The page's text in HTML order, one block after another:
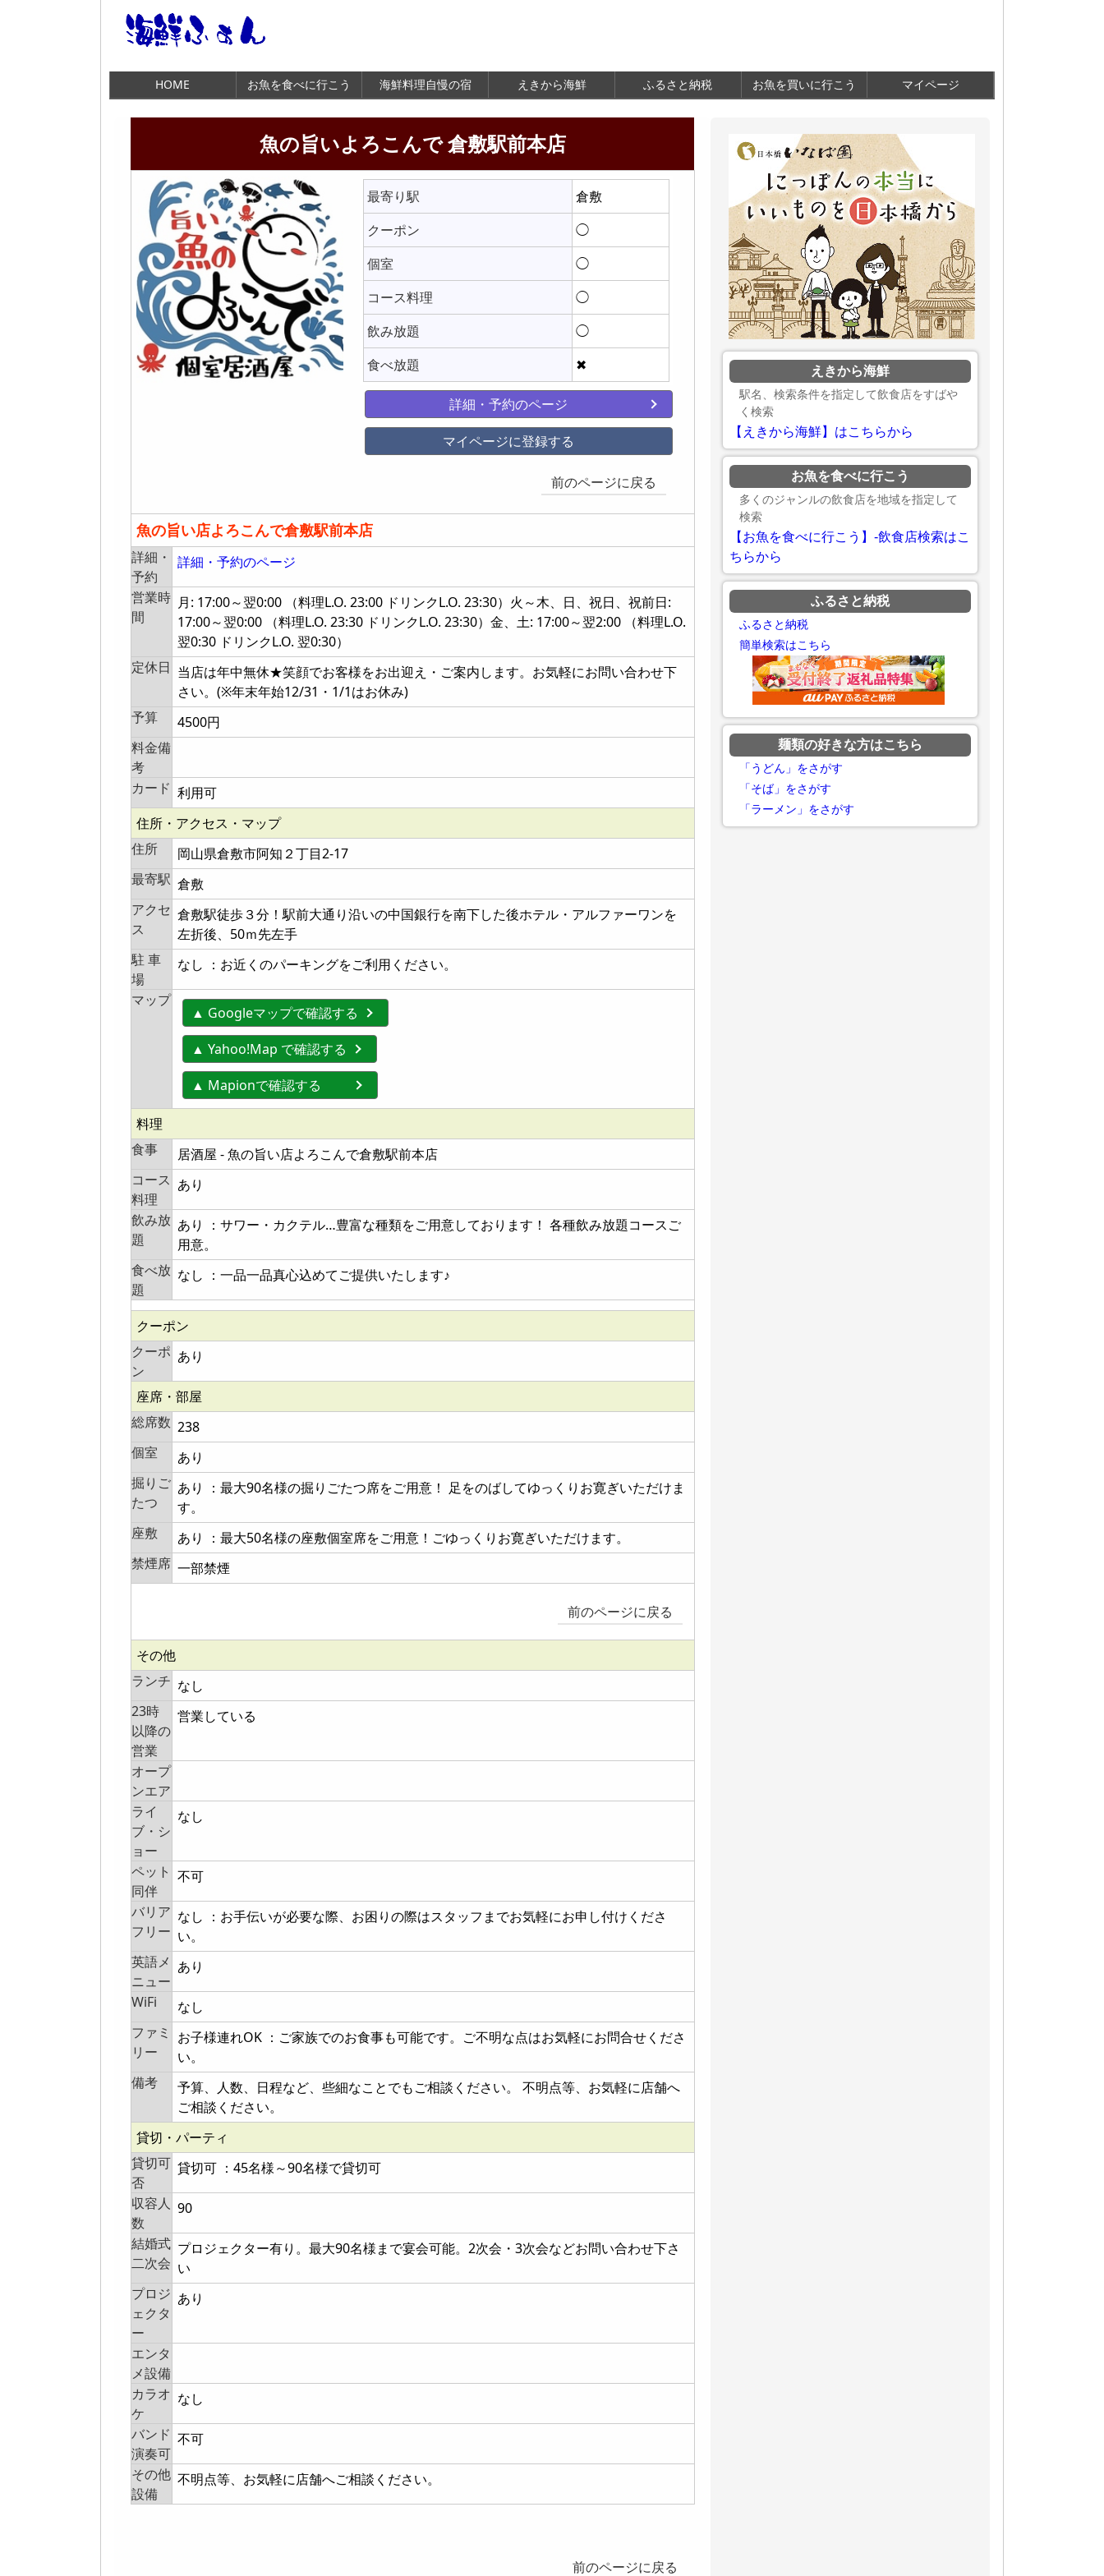
HOME お魚を食べに行こう 海鮮料理自慢の宿 えきから海鮮 ふるさと納税 お魚を買いに行こう マイページ
魚の旨いよろこんで 倉敷駅前本店
最寄り駅
倉敷
クーポン
◯
個室
◯
コース料理
◯
飲み放題
◯
食べ放題
✖
詳細・予約のページ
マイページに登録する
前のページに戻る
魚の旨い店よろこんで倉敷駅前本店
詳細・
予約
詳細・予約のページ
営業時
間
月: 17:00～翌0:00 （料理L.O. 23:00 ドリンクL.O. 23:30）火～木、日、祝日、祝前日:
17:00～翌0:00 （料理L.O. 23:30 ドリンクL.O. 23:30）金、土: 17:00～翌2:00 （料理L.O.
翌0:30 ドリンクL.O. 翌0:30）
定休日 当店は年中無休★笑顔でお客様をお出迎え・ご案内します。お気軽にお問い合わせ下
さい。(※年末年始12/31・1/1はお休み)
予算
4500円
料金備
考
カード 利用可
住所・アクセス・マップ
住所
岡山県倉敷市阿知２丁目2-17
最寄駅 倉敷
アクセ
ス
倉敷駅徒歩３分！駅前大通り沿いの中国銀行を南下した後ホテル・アルファーワンを
左折後、50ｍ先左手
駐 車
場
なし ：お近くのパーキングをご利用ください。
マップ
▲ Googleマップで確認する
▲ Yahoo!Map で確認する
▲ Mapionで確認する
料理
食事
居酒屋 - 魚の旨い店よろこんで倉敷駅前本店
コース
料理
あり
飲み放
題
あり ：サワー・カクテル…豊富な種類をご用意しております！ 各種飲み放題コースご
用意。
食べ放
題
なし ：一品一品真心込めてご提供いたします♪
クーポン
クーポ
ン
あり
座席・部屋
総席数 238
個室
あり
掘りご
たつ
あり ：最大90名様の掘りごたつ席をご用意！ 足をのばしてゆっくりお寛ぎいただけま
す。
座敷
あり ：最大50名様の座敷個室席をご用意！ごゆっくりお寛ぎいただけます。
禁煙席 一部禁煙
前のページに戻る
その他
ランチ なし
23時
以降の
営業
営業している
オープ
ンエア
ライ
ブ・シ
ョー
なし
ペット
同伴
不可
バリア
フリー
なし ：お手伝いが必要な際、お困りの際はスタッフまでお気軽にお申し付けくださ
い。
英語メ
ニュー
あり
WiFi
なし
ファミ
リー
お子様連れOK ：ご家族でのお食事も可能です。ご不明な点はお気軽にお問合せくださ
い。
備考
予算、人数、日程など、些細なことでもご相談ください。 不明点等、お気軽に店舗へ
ご相談ください。
貸切・パーティ
貸切可
否
貸切可 ：45名様～90名様で貸切可
収容人
数
90
結婚式
二次会
プロジェクター有り。最大90名様まで宴会可能。2次会・3次会などお問い合わせ下さ
い
プロジ
ェクタ
ー
あり
エンタ
メ設備
カラオ
ケ
なし
バンド
演奏可
不可
その他
設備
不明点等、お気軽に店舗へご相談ください。
前のページに戻る
えきから海鮮
駅名、検索条件を指定して飲食店をすばや
く検索
【えきから海鮮】はこちらから
お魚を食べに行こう
多くのジャンルの飲食店を地域を指定して
検索
【お魚を食べに行こう】-飲食店検索はこ
ちらから
ふるさと納税
ふるさと納税
簡単検索はこちら
麺類の好きな方はこちら
「うどん」をさがす
「そば」をさがす
「ラーメン」をさがす